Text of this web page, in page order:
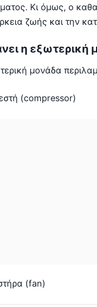
Κι όμως, ο
ζωής και την
η εξωτερική
μονάδα
(compressor)
(fan)